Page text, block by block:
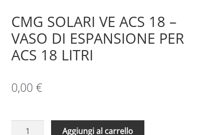
CMG SOLARI VE ACS 18 –
VASO DI ESPANSIONE PER
ACS 18 LITRI
0,00 €
CMG
Aggiungi al carrello